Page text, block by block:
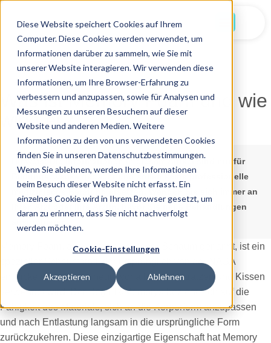
Diese Website speichert Cookies auf Ihrem
Computer. Diese Cookies werden verwendet, um
Informationen darüber zu sammeln, wie Sie mit
unserer Website interagieren. Wir verwenden diese
Informationen, um Ihre Browser-Erfahrung zu
verbessern und anzupassen, sowie für Analysen und
Messungen zu unseren Besuchern auf dieser
Website und anderen Medien. Weitere
Informationen zu den von uns verwendeten Cookies
finden Sie in unseren Datenschutzbestimmungen.
Wenn Sie ablehnen, werden Ihre Informationen
beim Besuch dieser Website nicht erfasst. Ein
einzelnes Cookie wird in Ihrem Browser gesetzt, um
daran zu erinnern, dass Sie nicht nachverfolgt
werden möchten.
Cookie-Einstellungen
Akzeptieren Ablehnen
19.01.2026
Was ist Memory Foam und wie
wirkt er?
Hinweis:Die Informationen in diesem Artikel sind nur für
Bildungszwecke gedacht und sollen keine professionelle
medizinische Beratung ersetzen. Wenden Sie sich immer an
Ihren Arzt oder Ihre Ärztin, bevor Sie neue Behandlungen
Memory Foam, auch viskoelastischer Schaum genannt, ist ein
spezieller Schaumstoff, der ursprünglich von der NASA
entwickelt wurde und heute vor allem in Matratzen und Kissen
verwendet wird. Der Begriff «Memory» bezieht sich auf die
Fähigkeit des Materials, sich an die Körperform anzupassen
und nach Entlastung langsam in die ursprüngliche Form
zurückzukehren. Diese einzigartige Eigenschaft hat Memory